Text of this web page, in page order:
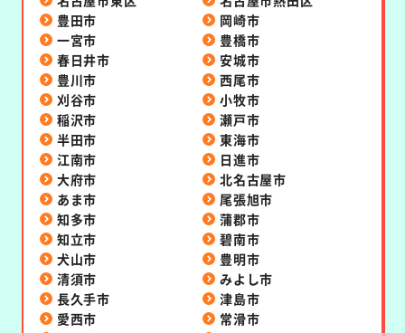
豊田市
岡崎市
一宮市
豊橋市
春日井市
安城市
豊川市
西尾市
刈谷市
小牧市
稲沢市
瀬戸市
半田市
東海市
江南市
日進市
大府市
北名古屋市
あま市
尾張旭市
知多市
蒲郡市
知立市
碧南市
犬山市
豊明市
清須市
みよし市
長久手市
津島市
愛西市
常滑市